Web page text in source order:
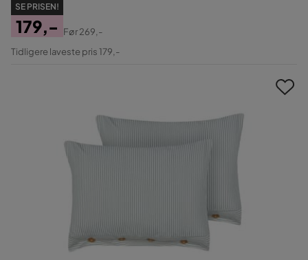
SE PRISEN!
Pris
179,-
Original
Før269,-
Tidligere laveste pris 179,-